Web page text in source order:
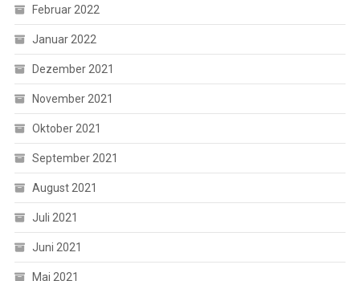
Februar 2022
Januar 2022
Dezember 2021
November 2021
Oktober 2021
September 2021
August 2021
Juli 2021
Juni 2021
Mai 2021